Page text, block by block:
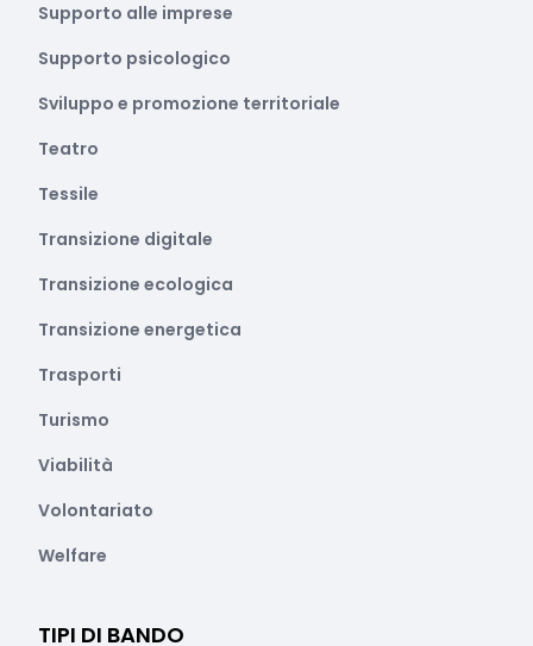
Supporto alle imprese
Supporto psicologico
Sviluppo e promozione territoriale
Teatro
Tessile
Transizione digitale
Transizione ecologica
Transizione energetica
Trasporti
Turismo
Viabilità
Volontariato
Welfare
TIPI DI BANDO